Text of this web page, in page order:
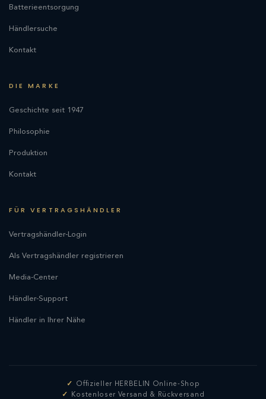
Batterieentsorgung
Händlersuche
Kontakt
DIE MARKE
Geschichte seit 1947
Philosophie
Produktion
Kontakt
FÜR VERTRAGSHÄNDLER
Vertragshändler-Login
Als Vertragshändler registrieren
Media-Center
Händler-Support
Händler in Ihrer Nähe
Offizieller HERBELIN Online-Shop
Kostenloser Versand & Rückversand